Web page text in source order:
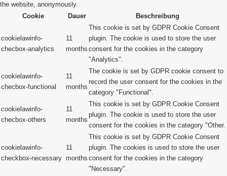
the website, anonymously.
Cookie
Dauer Beschreibung
cookielawinfo-
checbox-analytics
11
months
This cookie is set by GDPR Cookie Consent
plugin. The cookie is used to store the user
consent for the cookies in the category
"Analytics".
cookielawinfo-
checbox-functional
11
months
The cookie is set by GDPR cookie consent to
record the user consent for the cookies in the
category "Functional".
cookielawinfo-
checbox-others
11
months
This cookie is set by GDPR Cookie Consent
plugin. The cookie is used to store the user
consent for the cookies in the category "Other.
cookielawinfo-
checkbox-necessary
11
months
This cookie is set by GDPR Cookie Consent
plugin. The cookies is used to store the user
consent for the cookies in the category
"Necessary".